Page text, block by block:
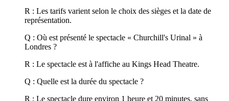
R : Les tarifs varient selon le choix des sièges et la date de
représentation.
Q : Où est présenté le spectacle « Churchill's Urinal » à
Londres ?
R : Le spectacle est à l'affiche au Kings Head Theatre.
Q : Quelle est la durée du spectacle ?
R : Le spectacle dure environ 1 heure et 20 minutes, sans